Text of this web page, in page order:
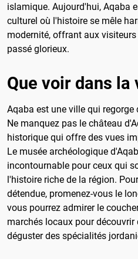
islamique. Aujourd'hui, Aqaba
culturel où l'histoire se mêle
modernité, offrant aux
passé glorieux.
Que voir dans la
Aqaba est une ville qui
Ne manquez pas le château
historique qui offre des vues
Le musée archéologique
incontournable pour ceux qui
l'histoire riche de la région.
détendue, promenez-vous le
vous pourrez admirer le
marchés locaux pour
déguster des spécialités